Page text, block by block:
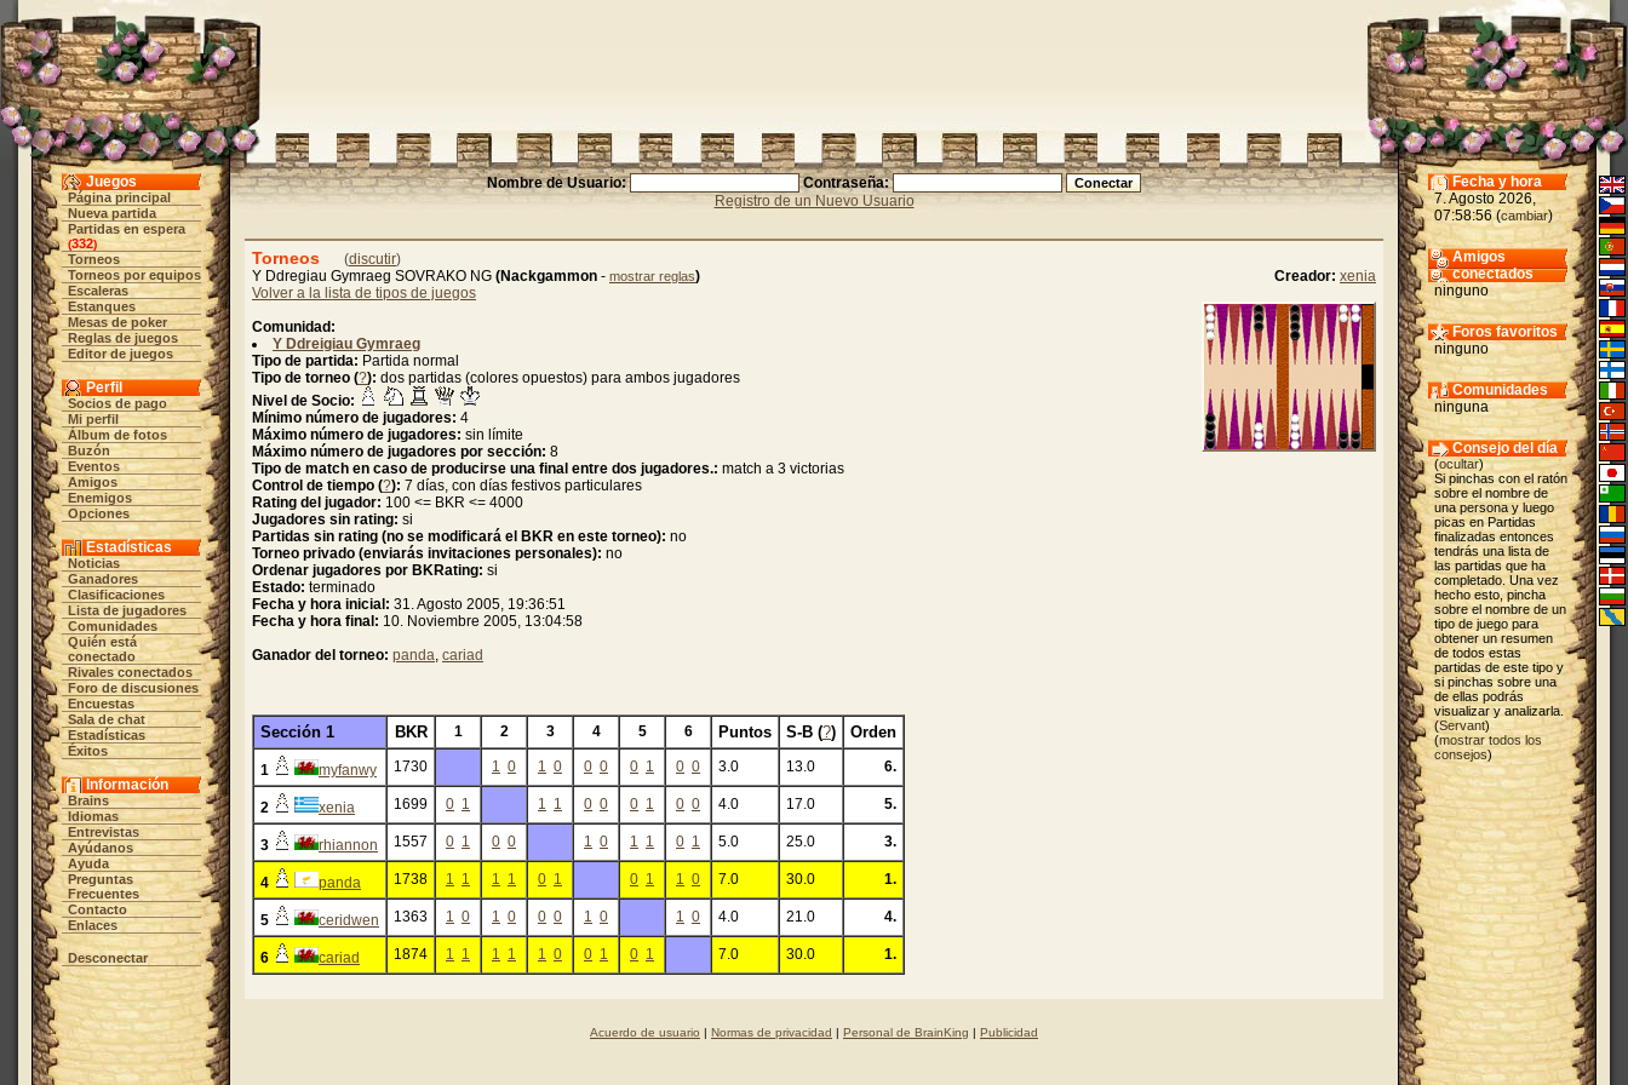
Juegos
Página principal
Nueva partida
Partidas en espera
(332)
Torneos
Torneos por equipos
Escaleras
Estanques
Mesas de poker
Reglas de juegos
Editor de juegos
Perfil
Socios de pago
Mi perfil
Álbum de fotos
Buzón
Eventos
Amigos
Enemigos
Opciones
Estadísticas
Noticias
Ganadores
Clasificaciones
Lista de jugadores
Comunidades
Quién está
conectado
Rivales conectados
Foro de discusiones
Encuestas
Sala de chat
Estadísticas
Éxitos
Información
Brains
Idiomas
Entrevistas
Ayúdanos
Ayuda
Preguntas
Frecuentes
Contacto
Enlaces
Desconectar
Nombre de Usuario:
Contraseña:
Registro de un Nuevo Usuario
Torneos (discutir)
Creador: xenia
Y Ddregiau Gymraeg SOVRAKO NG (Nackgammon - mostrar reglas)
Volver a la lista de tipos de juegos
Comunidad:
Y Ddreigiau Gymraeg
Tipo de partida: Partida normal
Tipo de torneo (?): dos partidas (colores opuestos) para ambos jugadores
Nivel de Socio:
Mínimo número de jugadores: 4
Máximo número de jugadores: sin límite
Máximo número de jugadores por sección: 8
Tipo de match en caso de producirse una final entre dos jugadores.: match a 3 victorias
Control de tiempo (?): 7 días, con días festivos particulares
Rating del jugador: 100 <= BKR <= 4000
Jugadores sin rating: si
Partidas sin rating (no se modificará el BKR en este torneo): no
Torneo privado (enviarás invitaciones personales): no
Ordenar jugadores por BKRating: si
Estado: terminado
Fecha y hora inicial: 31. Agosto 2005, 19:36:51
Fecha y hora final: 10. Noviembre 2005, 13:04:58
Ganador del torneo: panda, cariad
Sección 1 BKR 1 2 3 4 5 6 Puntos S-B (?) Orden
1 myfanwy 1730 1 0 1 0 0 0 0 1 0 0 3.0 13.0 6.
2 xenia 1699 0 1 1 1 0 0 0 1 0 0 4.0 17.0 5.
3 rhiannon 1557 0 1 0 0 1 0 1 1 0 1 5.0 25.0 3.
4 panda 1738 1 1 1 1 0 1 0 1 1 0 7.0 30.0 1.
5 ceridwen 1363 1 0 1 0 0 0 1 0 1 0 4.0 21.0 4.
6 cariad 1874 1 1 1 1 1 0 0 1 0 1 7.0 30.0 1.
Acuerdo de usuario | Normas de privacidad | Personal de BrainKing | Publicidad
Fecha y hora
7. Agosto 2026,
07:58:56 (cambiar)
Amigos
conectados
ninguno
Foros favoritos
ninguno
Comunidades
ninguna
Consejo del día
(ocultar)
Si pinchas con el ratón
sobre el nombre de
una persona y luego
picas en Partidas
finalizadas entonces
tendrás una lista de
las partidas que ha
completado. Una vez
hecho esto, pincha
sobre el nombre de un
tipo de juego para
obtener un resumen
de todos estas
partidas de este tipo y
si pinchas sobre una
de ellas podrás
visualizar y analizarla.
(Servant)
(mostrar todos los
consejos)